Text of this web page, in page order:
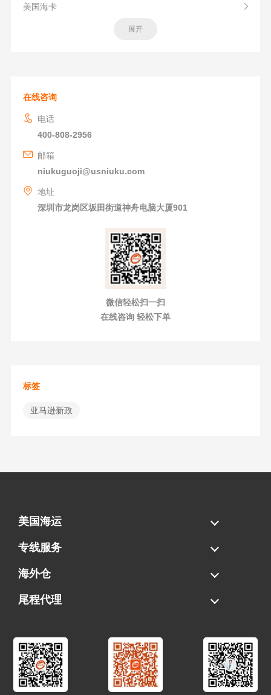
美国海卡
展开
在线咨询
电话
400-808-2956
邮箱
niukuguoji@usniuku.com
地址
深圳市龙岗区坂田街道神舟电脑大厦901
微信轻松扫一扫
在线咨询 轻松下单
标签
亚马逊新政
美国海运
海运拼柜
海运整柜
美国海卡
加拿大海运
专线服务
FBA专线直送
超大件专线
AWD专线
电池专线
海外仓
一件代发
FBA中转
贴标换标
拆柜/存储
尾程代理